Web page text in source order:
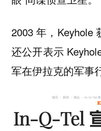
2003 年，Keyhole
还公开表示
军在伊拉克的军事